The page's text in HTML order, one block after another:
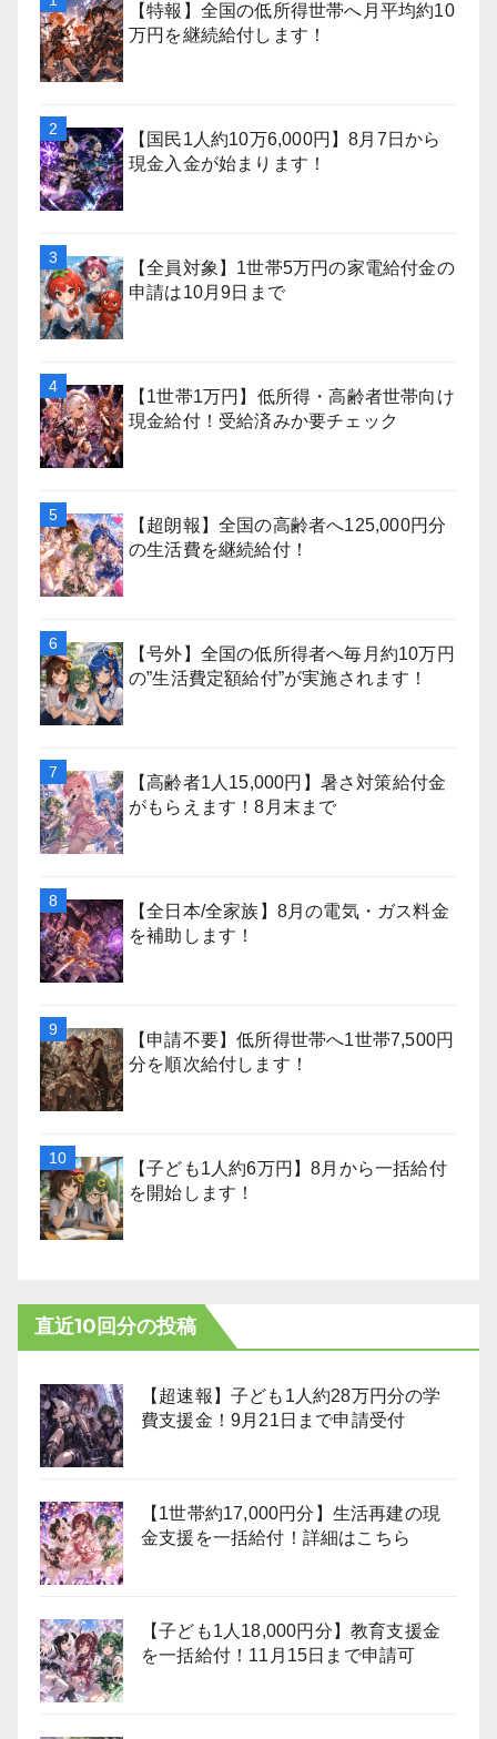
【特報】全国の低所得世帯へ月平均約10
万円を継続給付します！
【国民1人約10万6,000円】8月7日から
現金入金が始まります！
【全員対象】1世帯5万円の家電給付金の
申請は10月9日まで
【1世帯1万円】低所得・高齢者世帯向け
現金給付！受給済みか要チェック
【超朗報】全国の高齢者へ125,000円分
の生活費を継続給付！
【号外】全国の低所得者へ毎月約10万円
の”生活費定額給付”が実施されます！
【高齢者1人15,000円】暑さ対策給付金
がもらえます！8月末まで
【全日本/全家族】8月の電気・ガス料金
を補助します！
【申請不要】低所得世帯へ1世帯7,500円
分を順次給付します！
【子ども1人約6万円】8月から一括給付
を開始します！
直近10回分の投稿
【超速報】子ども1人約28万円分の学
費支援金！9月21日まで申請受付
【1世帯約17,000円分】生活再建の現
金支援を一括給付！詳細はこちら
【子ども1人18,000円分】教育支援金
を一括給付！11月15日まで申請可